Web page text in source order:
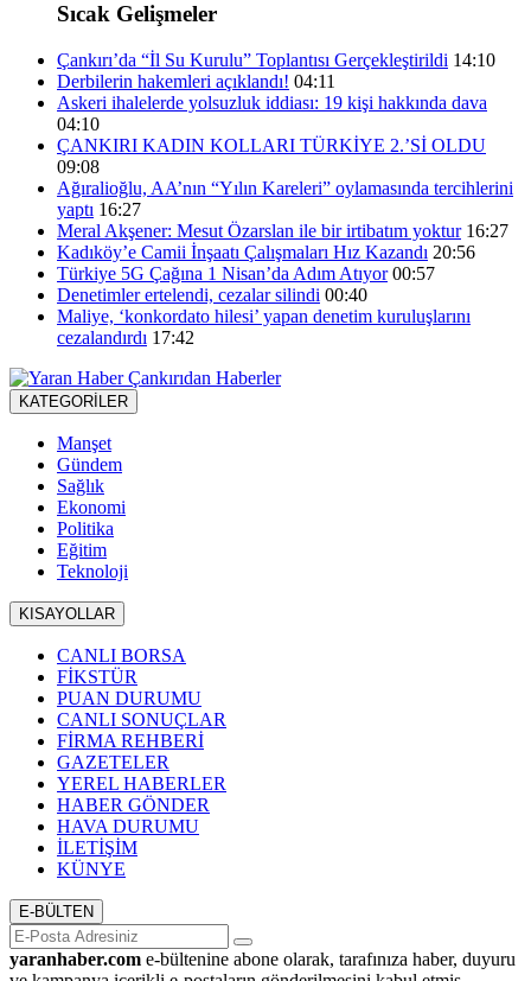
Sıcak Gelişmeler
Çankırı’da “İl Su Kurulu” Toplantısı Gerçekleştirildi 14:10
Derbilerin hakemleri açıklandı! 04:11
Askeri ihalelerde yolsuzluk iddiası: 19 kişi hakkında dava
04:10
ÇANKIRI KADIN KOLLARI TÜRKİYE 2.’Sİ OLDU
09:08
Ağıralioğlu, AA’nın “Yılın Kareleri” oylamasında tercihlerini
yaptı 16:27
Meral Akşener: Mesut Özarslan ile bir irtibatım yoktur 16:27
Kadıköy’e Camii İnşaatı Çalışmaları Hız Kazandı 20:56
Türkiye 5G Çağına 1 Nisan’da Adım Atıyor 00:57
Denetimler ertelendi, cezalar silindi 00:40
Maliye, ‘konkordato hilesi’ yapan denetim kuruluşlarını
cezalandırdı 17:42
KATEGORİLER
Manşet
Gündem
Sağlık
Ekonomi
Politika
Eğitim
Teknoloji
KISAYOLLAR
CANLI BORSA
FİKSTÜR
PUAN DURUMU
CANLI SONUÇLAR
FİRMA REHBERİ
GAZETELER
YEREL HABERLER
HABER GÖNDER
HAVA DURUMU
İLETİŞİM
KÜNYE
E-BÜLTEN
yaranhaber.com e-bültenine abone olarak, tarafınıza haber, duyuru